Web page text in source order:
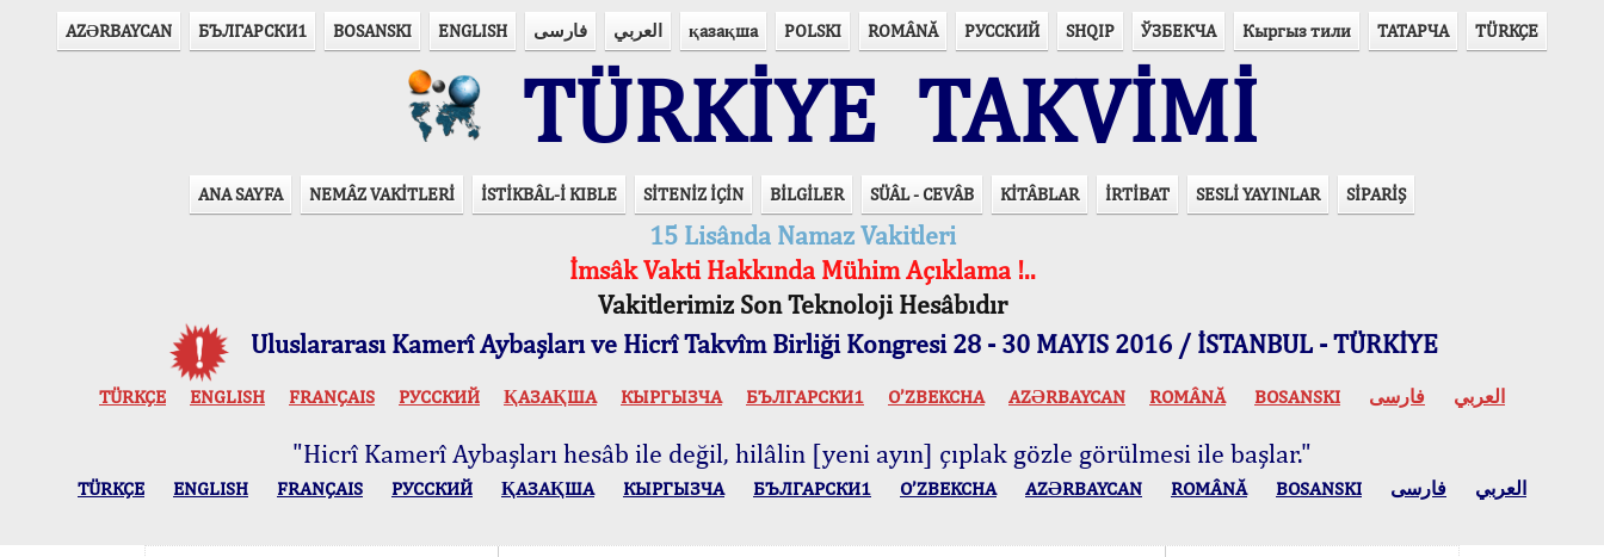
AZӘRBAYCAN БЪЛГАРСКИ1 BOSANSKI ENGLISH فارسی العربي қазақша POLSKI ROMÂNĂ РУССКИЙ SHQIP ЎЗБЕКЧА Кыргыз тили ТАТАРЧА TÜRKÇE
TÜRKİYE TAKVİMİ
ANA SAYFA NEMÂZ VAKİTLERİ İSTİKBÂL-İ KIBLE SİTENİZ İÇİN BİLGİLER SÜÂL - CEVÂB KİTÂBLAR İRTİBAT SESLİ YAYINLAR SİPARİŞ
15 Lisânda Namaz Vakitleri
İmsâk Vakti Hakkında Mühim Açıklama !..
Vakitlerimiz Son Teknoloji Hesâbıdır
Uluslararası Kamerî Aybaşları ve Hicrî Takvîm Birliği Kongresi 28 - 30 MAYIS 2016 / İSTANBUL - TÜRKİYE
TÜRKÇE ENGLISH FRANÇAIS РУССКИЙ ҚАЗАҚША КЫPГЫЗЧA БЪЛГАРСКИ1 O’ZBEKCHA AZӘRBAYCAN ROMÂNĂ BOSANSKI العربي فارسی
"Hicrî Kamerî Aybaşları hesâb ile değil, hilâlin [yeni ayın] çıplak gözle görülmesi ile başlar."
TÜRKÇE ENGLISH FRANÇAIS РУССКИЙ ҚАЗАҚША КЫPГЫЗЧA БЪЛГАРСКИ1 O’ZBEKCHA AZӘRBAYCAN ROMÂNĂ BOSANSKI العربي فارسی